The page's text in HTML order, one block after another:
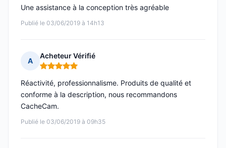
Publié le 03/06/2019 à 14h13
Une assistance à la conception très agréable
A
Acheteur Vérifié
Note : 5 sur 5
Publié le 03/06/2019 à 09h35
Réactivité, professionnalisme. Produits de qualité et
conforme à la description, nous recommandons
CacheCam.